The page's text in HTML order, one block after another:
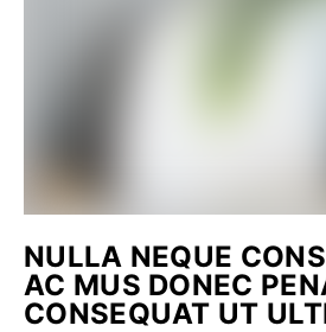
NULLA NEQUE
AC MUS DONEC
CONSEQUAT UT